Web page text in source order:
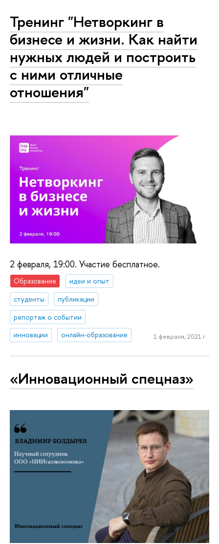
Тренинг "Нетворкинг в
бизнесе и жизни. Как найти
нужных людей и построить
с ними отличные
отношения"
2 февраля, 19:00. Участие бесплатное.
Образование
идеи и опыт
студенты
публикации
репортаж о событии
инновации
онлайн-образование 1 февраля, 2021 г.
«Ин­но­ва­ци­он­ный спецназ»